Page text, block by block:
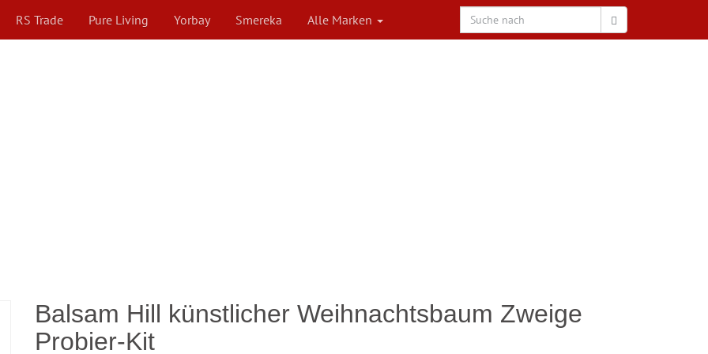
RS Trade Pure Living Yorbay Smereka Alle Marken
Balsam Hill künstlicher Weihnachtsbaum Zweige
Probier-Kit